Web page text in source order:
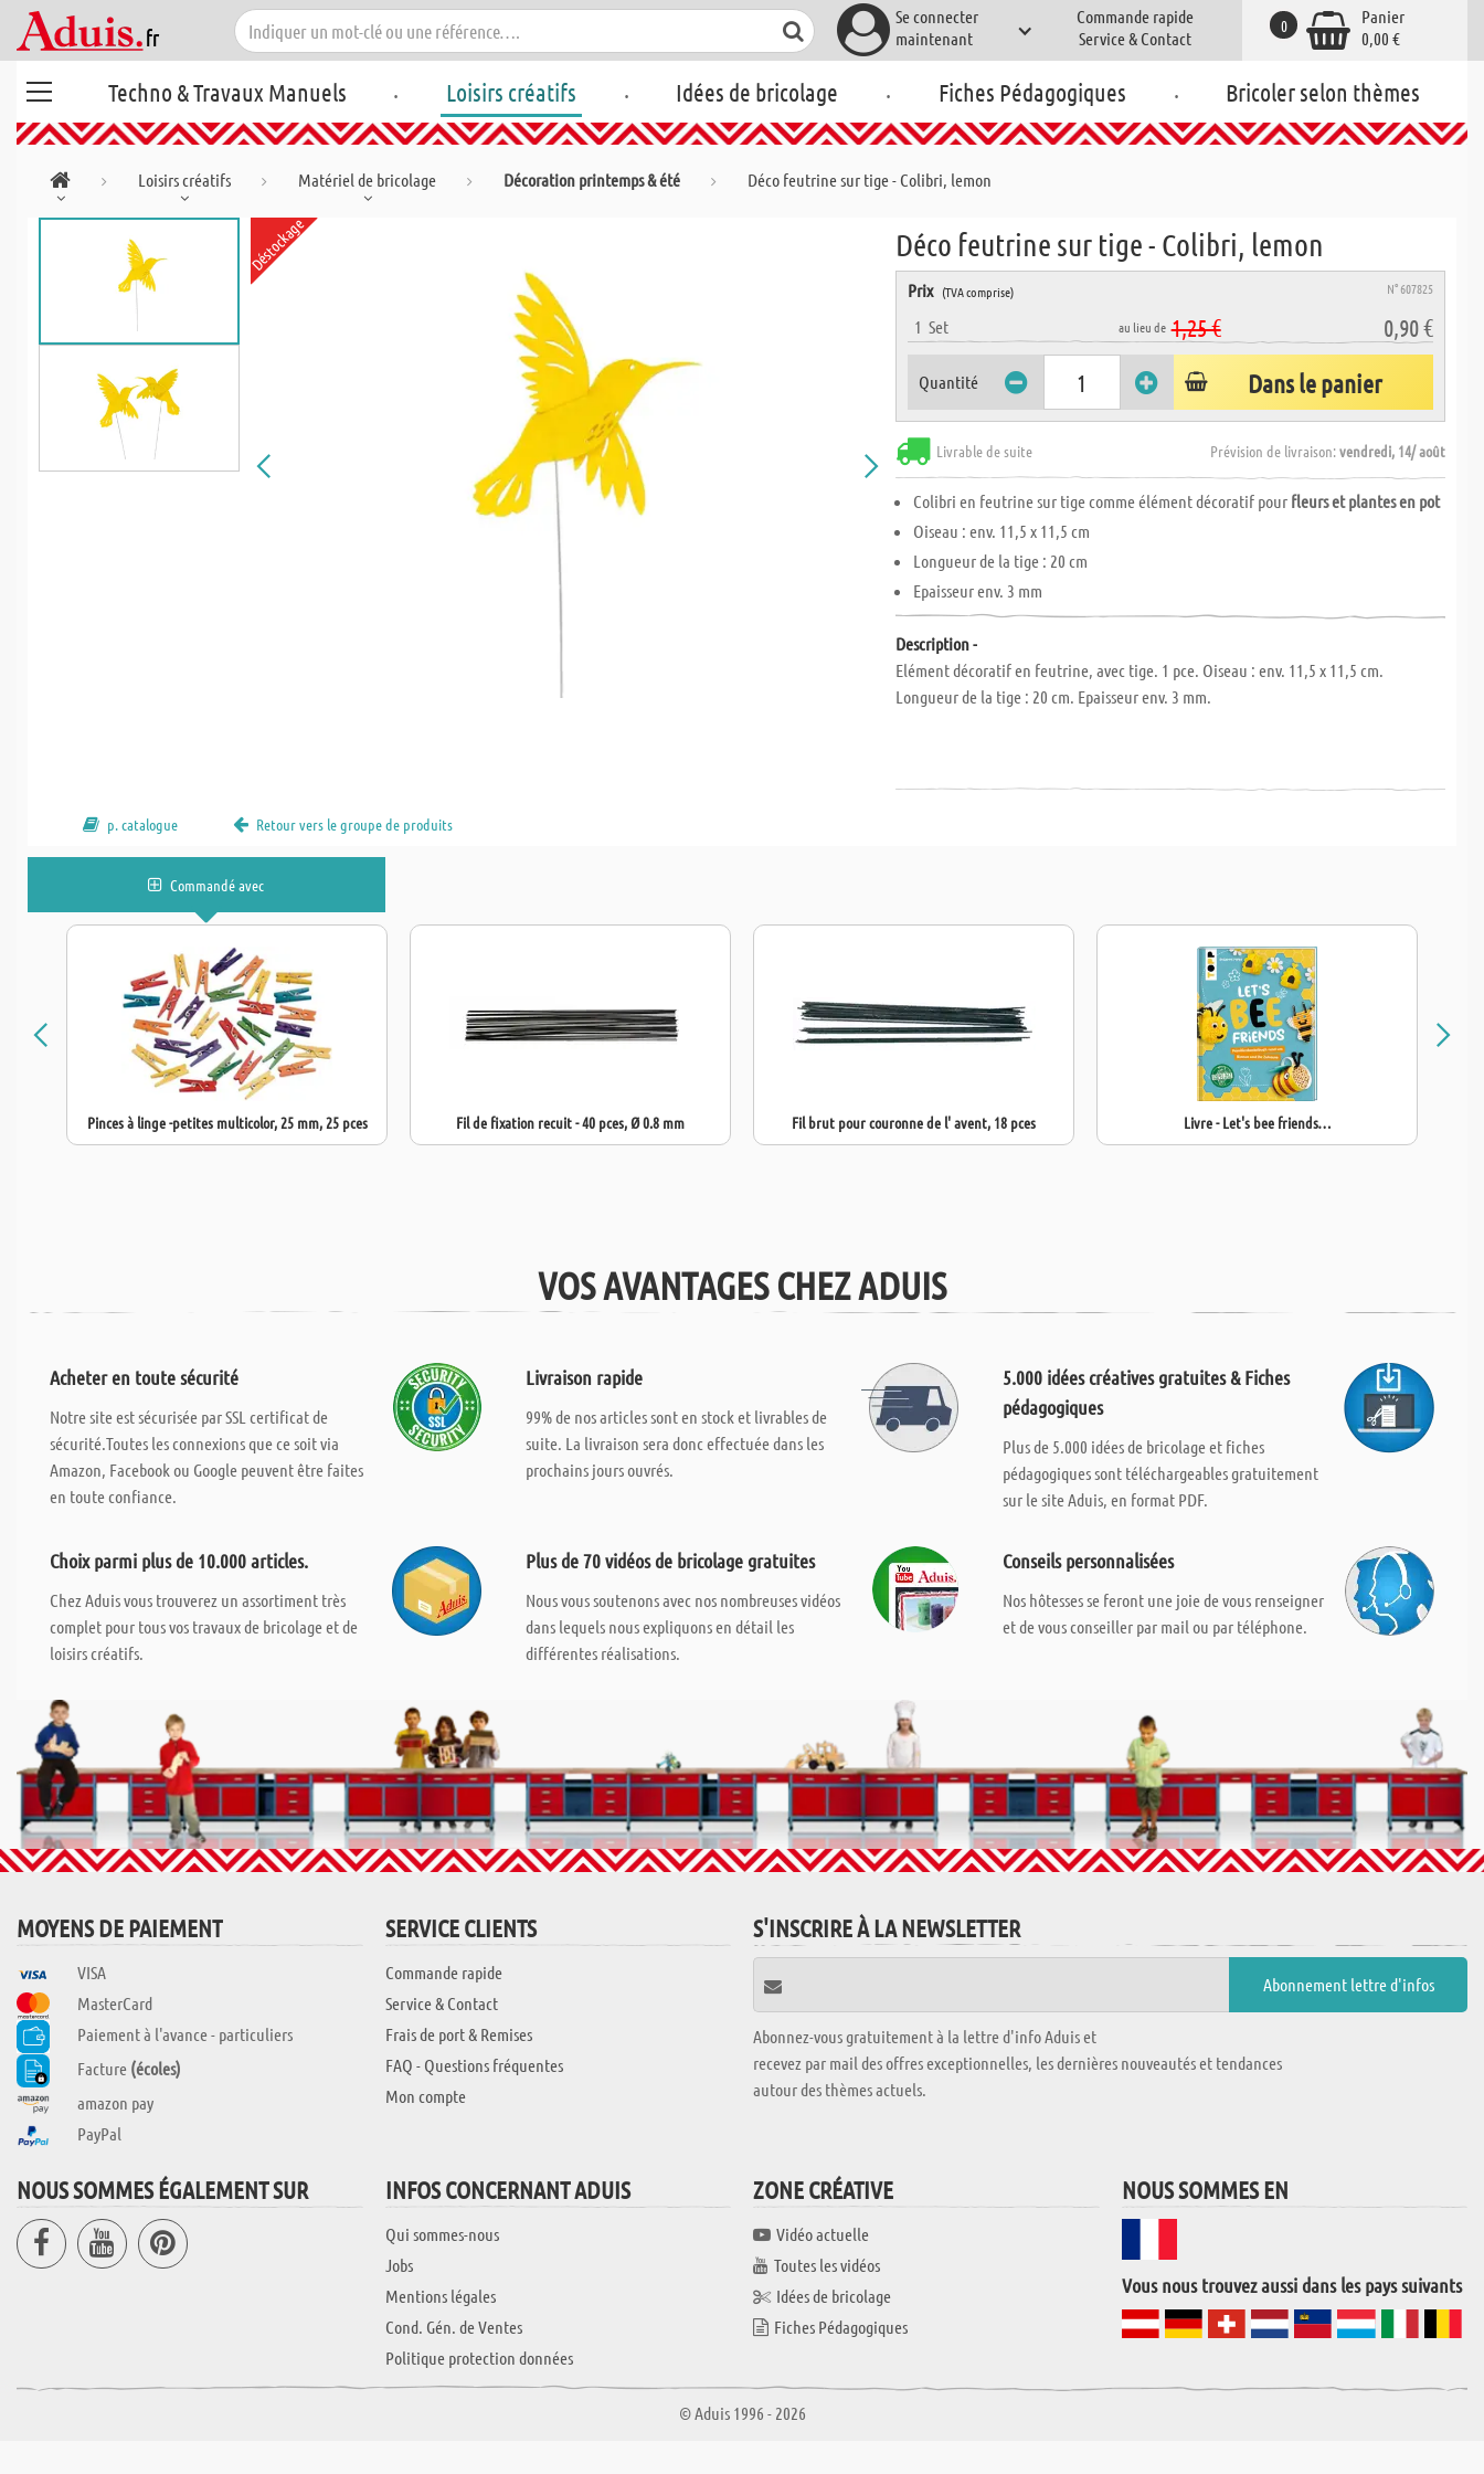
Se connecter
maintenant
Commande rapide
Service & Contact
Panier
0,00 €
0
Techno & Travaux Manuels . Loisirs créatifs . Idées de bricolage . Fiches Pédagogiques . Bricoler selon thèmes
Loisirs créatifs Matériel de bricolage Décoration printemps & été Déco feutrine sur tige - Colibri, lemon
Déstockage Déco feutrine sur tige - Colibri, lemon
Prix (TVA comprise) N° 607825
1Set au lieu de 1,25 € 0,90 €
Quantité Dans le panier
Livrable de suite Prévision de livraison:vendredi, 14/ août
Colibri en feutrine sur tige comme élément décoratif pour fleurs et plantes en pot
Oiseau : env. 11,5 x 11,5 cm
Longueur de la tige : 20 cm
Epaisseur env. 3 mm
Description -
Elément décoratif en feutrine, avec tige. 1 pce. Oiseau : env. 11,5 x 11,5 cm.
Longueur de la tige : 20 cm. Epaisseur env. 3 mm.
p. catalogue Retour vers le groupe de produits
Commandé avec
Pinces à linge -petites multicolor, 25 mm, 25 pces Fil de fixation recuit - 40 pces, Ø 0.8 mm Fil brut pour couronne de l' avent, 18 pces Livre - Let's bee friends…
VOS AVANTAGES CHEZ ADUIS
Acheter en toute sécurité
Notre site est sécurisée par SSL certificat de
sécurité.Toutes les connexions que ce soit via
Amazon, Facebook ou Google peuvent être faites
en toute confiance.
Livraison rapide
99% de nos articles sont en stock et livrables de
suite. La livraison sera donc effectuée dans les
prochains jours ouvrés.
5.000 idées créatives gratuites & Fiches
pédagogiques
Plus de 5.000 idées de bricolage et fiches
pédagogiques sont téléchargeables gratuitement
sur le site Aduis, en format PDF.
Choix parmi plus de 10.000 articles.
Chez Aduis vous trouverez un assortiment très
complet pour tous vos travaux de bricolage et de
loisirs créatifs.
Plus de 70 vidéos de bricolage gratuites
Nous vous soutenons avec nos nombreuses vidéos
dans lequels nous expliquons en détail les
différentes réalisations.
Conseils personnalisées
Nos hôtesses se feront une joie de vous renseigner
et de vous conseiller par mail ou par téléphone.
MOYENS DE PAIEMENT
VISA
MasterCard
Paiement à l'avance - particuliers
Facture (écoles)
amazon pay
PayPal
SERVICE CLIENTS
Commande rapide
Service & Contact
Frais de port & Remises
FAQ - Questions fréquentes
Mon compte
S'INSCRIRE À LA NEWSLETTER
Abonnez-vous gratuitement à la lettre d'info Aduis et
recevez par mail des offres exceptionnelles, les dernières nouveautés et tendances
autour des thèmes actuels.
NOUS SOMMES ÉGALEMENT SUR INFOS CONCERNANT ADUIS
Qui sommes-nous
Jobs
Mentions légales
Cond. Gén. de Ventes
Politique protection données
ZONE CRÉATIVE
Vidéo actuelle
Toutes les vidéos
Idées de bricolage
Fiches Pédagogiques
NOUS SOMMES EN
Vous nous trouvez aussi dans les pays suivants
© Aduis 1996 - 2026